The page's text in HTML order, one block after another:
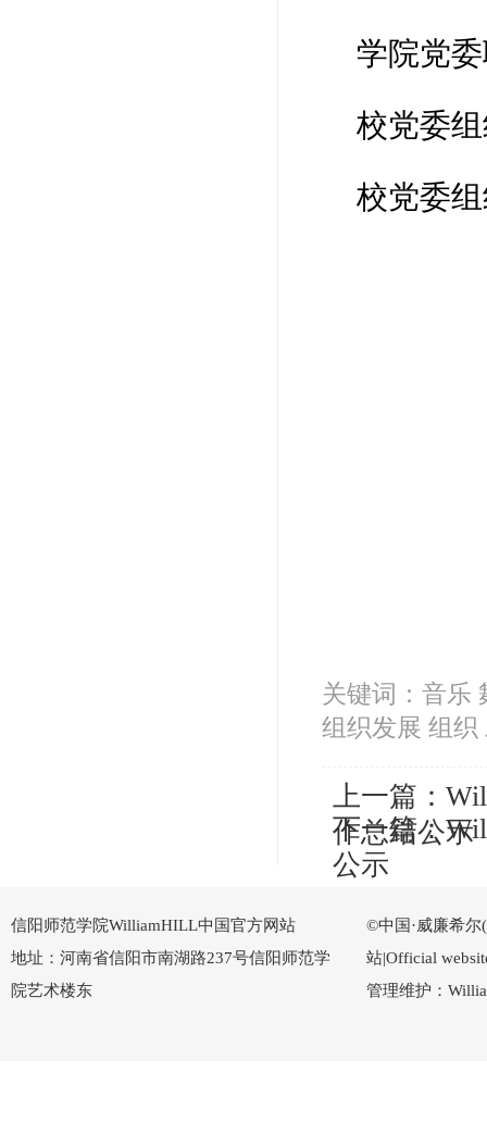
学院党
校党委
校党委组
关键词：音乐
组织发展 组织
上一篇：
作总结公示
下一篇：
公示
信阳师范学院WilliamHILL中国官方网站
地址：河南省信阳市南湖路237号信阳师范学
院艺术楼东
©中国·威廉希尔
站|Official
管理维护：